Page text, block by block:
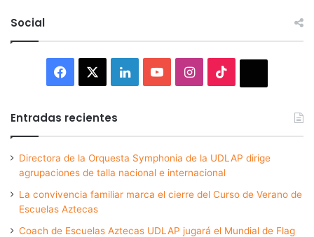
Social
Facebook LinkedInYouTubeInstagram
Entradas recientes
Directora de la Orquesta Symphonia de la UDLAP dirige
agrupaciones de talla nacional e internacional
La convivencia familiar marca el cierre del Curso de Verano de
Escuelas Aztecas
Coach de Escuelas Aztecas UDLAP jugará el Mundial de Flag